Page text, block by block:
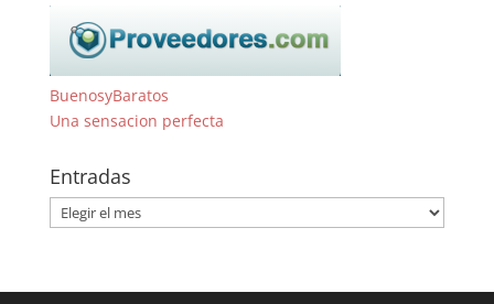
BuenosyBaratos
Una sensacion perfecta
Entradas
Entradas